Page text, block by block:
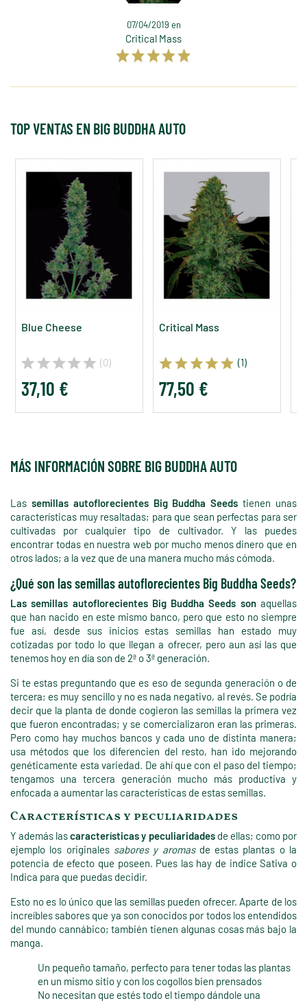
07/04/2019 en
Critical Mass
TOP VENTAS EN BIG BUDDHA AUTO
Blue Cheese
(0)
37,10 €
Critical Mass
(1)
77,50 €
MÁS INFORMACIÓN SOBRE BIG BUDDHA AUTO
Las semillas autoflorecientes Big Buddha Seeds tienen unas
características muy resaltadas; para que sean perfectas para ser
cultivadas por cualquier tipo de cultivador. Y las puedes
encontrar todas en nuestra web por mucho menos dinero que en
otros lados; a la vez que de una manera mucho más cómoda.
¿Qué son las semillas autoflorecientes Big Buddha Seeds?
Las semillas autoflorecientes Big Buddha Seeds sonaquellas
que han nacido en este mismo banco, pero que esto no siempre
fue así, desde sus inicios estas semillas han estado muy
cotizadas por todo lo que llegan a ofrecer, pero aun así las que
tenemos hoy en día son de 2ª o 3ª generación.
Si te estas preguntando que es eso de segunda generación o de
tercera; es muy sencillo y no es nada negativo, al revés. Se podría
decir que la planta de donde cogieron las semillas la primera vez
que fueron encontradas; y se comercializaron eran las primeras.
Pero como hay muchos bancos y cada uno de distinta manera;
usa métodos que los diferencien del resto, han ido mejorando
genéticamente esta variedad. De ahí que con el paso del tiempo;
tengamos una tercera generación mucho más productiva y
enfocada a aumentar las características de estas semillas.
Características y peculiaridades
Y además lascaracterísticas y peculiaridadesde ellas; como por
ejemplo los originales sabores y aromasde estas plantas o la
potencia de efecto que poseen. Pues las hay de indice Sativa o
Indica para que puedas decidir.
Esto no es lo único que las semillas pueden ofrecer. Aparte de los
increíbles sabores que ya son conocidos por todos los entendidos
del mundo cannábico; también tienen algunas cosas más bajo la
manga.
Un pequeño tamaño, perfecto para tener todas las plantas
en un mismo sitio y con los cogollos bien prensados
No necesitan que estés todo el tiempo dándole una